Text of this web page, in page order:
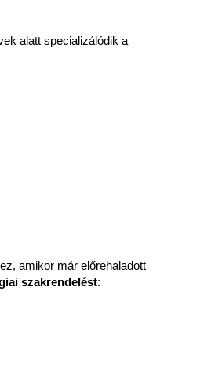
alatt specializálódik a
amikor már előrehaladott
szakrendelést: